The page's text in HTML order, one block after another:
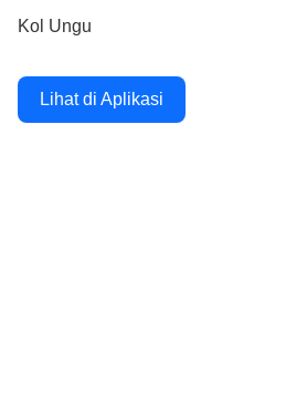
Kol Ungu
Lihat di Aplikasi